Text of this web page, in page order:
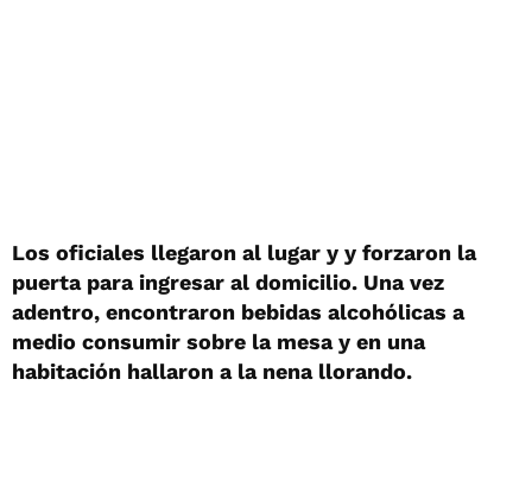
Los oficiales llegaron al lugar y y forzaron la
puerta para ingresar al domicilio. Una vez
adentro, encontraron bebidas alcohólicas a
medio consumir sobre la mesa y en una
habitación hallaron a la nena llorando.